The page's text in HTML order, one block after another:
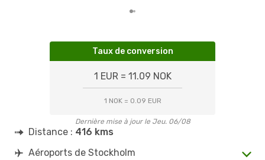
Taux de conversion
1 EUR = 11.09 NOK
1 NOK = 0.09 EUR
Dernière mise à jour le Jeu. 06/08
Distance : 416 kms
Aéroports de Stockholm